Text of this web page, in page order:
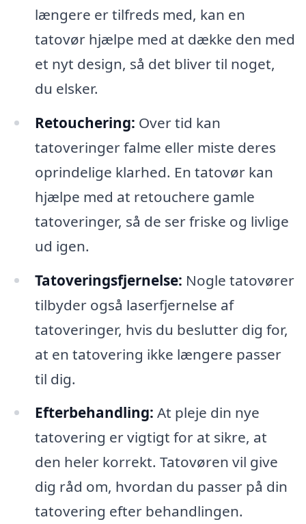
længere er tilfreds med, kan en
tatovør hjælpe med at dække den med
et nyt design, så det bliver til noget,
du elsker.
Retouchering: Over tid kan
tatoveringer falme eller miste deres
oprindelige klarhed. En tatovør kan
hjælpe med at retouchere gamle
tatoveringer, så de ser friske og livlige
ud igen.
Tatoveringsfjernelse: Nogle tatovører
tilbyder også laserfjernelse af
tatoveringer, hvis du beslutter dig for,
at en tatovering ikke længere passer
til dig.
Efterbehandling: At pleje din nye
tatovering er vigtigt for at sikre, at
den heler korrekt. Tatovøren vil give
dig råd om, hvordan du passer på din
tatovering efter behandlingen.